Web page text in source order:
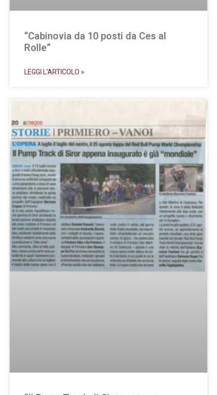
“Cabinovia da 10 posti da Ces al
Rolle”
LEGGI L'ARTICOLO »